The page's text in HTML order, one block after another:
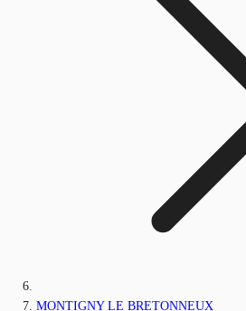
MONTIGNY LE BRETONNEUX